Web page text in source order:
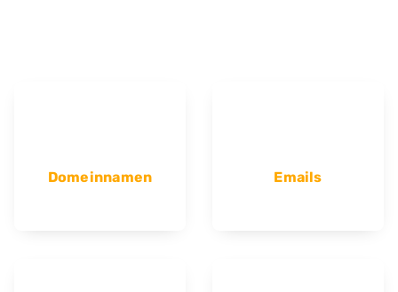
Domeinnamen Emails